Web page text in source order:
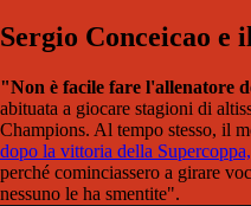
Sergio Conceicao
"Non è facile fare l'allenatore
abituata a giocare stagioni di
Champions. Al tempo stesso, il
dopo la vittoria della
perché cominciassero a girare
nessuno le ha smentite".